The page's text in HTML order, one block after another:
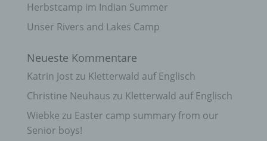
Herbstcamp im Indian Summer
Unser Rivers and Lakes Camp
Neueste Kommentare
Katrin Jost zu Kletterwald auf Englisch
Christine Neuhaus zu Kletterwald auf Englisch
Wiebke zu Easter camp summary from our
Senior boys!